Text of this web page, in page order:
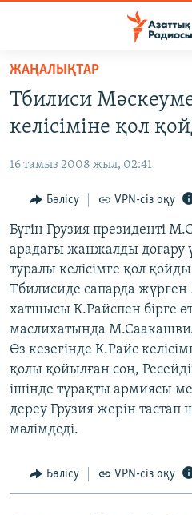
Skip
main
content
to
Navigation
Skip
to
Search
ЖАҢАЛЫҚТАР
ҚАҢТАР ОҚИҒАСЫ
АДАМ ҚҰҚЫҚТАРЫ
ӘЛЕУМЕТ
ӘЛЕМ
АРНАЙЫ ЖОБАЛАР
Русский
ЖАЗЫЛЫҢЫЗ
ЖАҢАЛЫҚТАР
Тбилиси
келісіміне қол
16 тамыз 2008 жыл, 02:41
Бөлісу VPN-сіз оқу
Бүгін Грузия президенті
арадағы жанжалды доғару
туралы келісімге қол
Тбилисиде сапарда
хатшысы К.Райспен бірге
маслихатында
Өз кезегінде К.Райс
қолы қойылған соң,
ішінде тұрақты армиясы
дереу Грузия жерін тастап
мәлімдеді.
Бөлісу VPN-сіз оқу